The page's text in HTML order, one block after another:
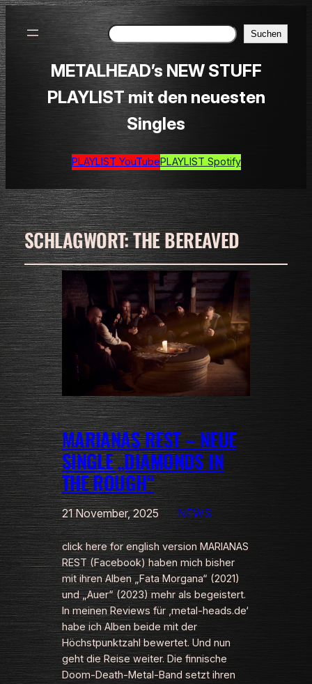
Suchen Suchen
METALHEAD’s NEW STUFF
PLAYLIST mit den neuesten
Singles
PLAYLIST YouTubePLAYLIST Spotify
SCHLAGWORT:THE BEREAVED
MARIANAS REST – NEUE
SINGLE „DIAMONDS IN
THE ROUGH“
21 November, 2025 NEWS
click here for english version MARIANAS
REST (Facebook) haben mich bisher
mit ihren Alben „Fata Morgana“ (2021)
und „Auer“ (2023) mehr als begeistert.
In meinen Reviews für ‚metal-heads.de‘
habe ich Alben beide mit der
Höchstpunktzahl bewertet. Und nun
geht die Reise weiter. Die finnische
Doom-Death-Metal-Band setzt ihren